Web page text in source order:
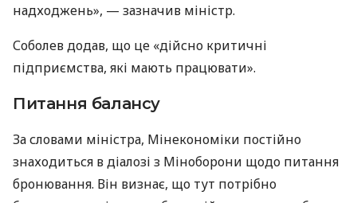
надходжень», — зазначив міністр.
Соболев додав, що це «дійсно критичні
підприємства, які мають працювати».
Питання балансу
За словами міністра, Мінекономіки постійно
знаходиться в діалозі з Міноборони щодо питання
бронювання. Він визнає, що тут потрібно